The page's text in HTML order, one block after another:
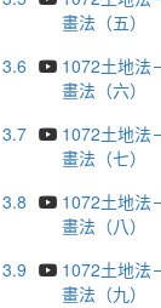
畫法（五）
3.6
1072土地法
畫法（六）
3.7
1072土地法
畫法（七）
3.8
1072土地法
畫法（八）
3.9
1072土地法
畫法（九）